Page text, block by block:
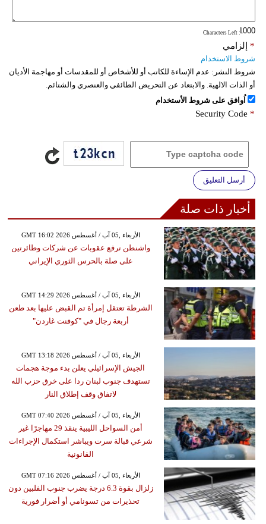
: Characters Left
إلزامي *
شروط الاستخدام
شروط النشر: عدم الإساءة للكاتب أو للأشخاص أو للمقدسات أو مهاجمة الأديان
أو الذات الالهية. والابتعاد عن التحريض الطائفي والعنصري والشتائم.
اُوافق على شروط الأستخدام
Security Code *
أرسل التعليق
أخبار ذات صلة
GMT 16:02 2026 الأربعاء ,05 آب / أغسطس
واشنطن ترفع عقوبات عن شركات وطائرتين
على صلة بالحرس الثوري الإيراني
GMT 14:29 2026 الأربعاء ,05 آب / أغسطس
الشرطة تعتقل إمرأة تم القبض عليها بعد طعن
أربعة رجال في "كوفنت غاردن"
GMT 13:18 2026 الأربعاء ,05 آب / أغسطس
الجيش الإسرائيلي يعلن بدء موجة هجمات
تستهدف جنوب لبنان ردا على خرق حزب الله
لاتفاق وقف إطلاق النار
GMT 07:40 2026 الأربعاء ,05 آب / أغسطس
أمن السواحل الليبية ينقذ 29 مهاجرًا غير
شرعي قبالة سرت ويباشر استكمال الإجراءات
القانونية
GMT 07:16 2026 الأربعاء ,05 آب / أغسطس
زلزال بقوة 6.3 درجة يضرب جنوب الفلبين دون
تحذيرات من تسونامي أو أضرار فورية